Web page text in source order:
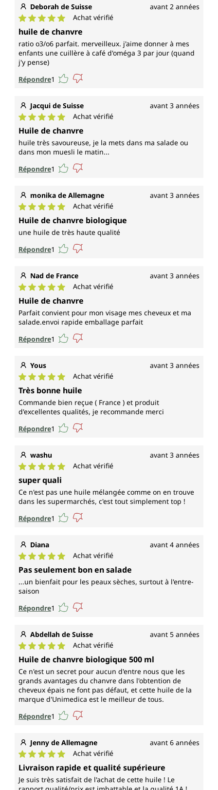
Deborah de Suisse avant 2 années
Note moyenne de 5 sur 5 étoiles
Achat vérifié
huile de chanvre
ratio o3/o6 parfait. merveilleux. j'aime donner à mes
enfants une cuillère à café d'oméga 3 par jour (quand
j'y pense)
Répondre1
Jacqui de Suisse avant 3 années
Note moyenne de 5 sur 5 étoiles
Achat vérifié
Huile de chanvre
huile très savoureuse, je la mets dans ma salade ou
dans mon muesli le matin...
Répondre1
monika de Allemagne avant 3 années
Note moyenne de 5 sur 5 étoiles
Achat vérifié
Huile de chanvre biologique
une huile de très haute qualité
Répondre1
Nad de France avant 3 années
Note moyenne de 5 sur 5 étoiles
Achat vérifié
Huile de chanvre
Parfait convient pour mon visage mes cheveux et ma
salade.envoi rapide emballage parfait
Répondre1
Yous avant 3 années
Note moyenne de 5 sur 5 étoiles
Achat vérifié
Très bonne huile
Commande bien reçue ( France ) et produit
d'excellentes qualités, je recommande merci
Répondre1
washu avant 3 années
Note moyenne de 5 sur 5 étoiles
Achat vérifié
super quali
Ce n'est pas une huile mélangée comme on en trouve
dans les supermarchés, c'est tout simplement top !
Répondre1
Diana avant 4 années
Note moyenne de 5 sur 5 étoiles
Achat vérifié
Pas seulement bon en salade
...un bienfait pour les peaux sèches, surtout à l'entre-
saison
Répondre1
Abdellah de Suisse avant 5 années
Note moyenne de 5 sur 5 étoiles
Achat vérifié
Huile de chanvre biologique 500 ml
Ce n'est un secret pour aucun d'entre nous que les
grands avantages du chanvre dans l'obtention de
cheveux épais ne font pas défaut, et cette huile de la
marque d'Unimedica est le meilleur de tous.
Répondre1
Jenny de Allemagne avant 6 années
Note moyenne de 5 sur 5 étoiles
Achat vérifié
Livraison rapide et qualité supérieure
Je suis très satisfait de l'achat de cette huile ! Le